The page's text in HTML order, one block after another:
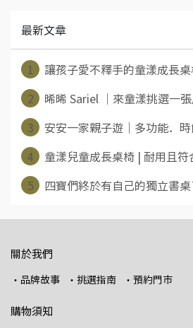
最新文章
1
讓孩子愛不釋手的童漾成長
2
晞晞 Sariel ｜來童漾挑選一
3
安安一家親子遊｜多功能．
4
童漾兒童成長桌椅 | 耐用且
5
四寶們終於有自己的獨立書桌
關於我們
・品牌故事 ・挑選指南 ・預約門市
購物須知